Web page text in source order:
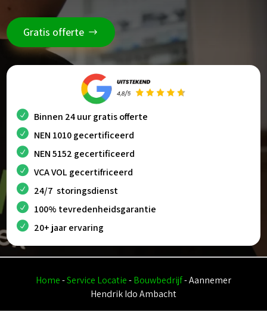
Gratis offerte
Binnen 24 uur gratis offerte
NEN 1010 gecertificeerd
NEN 5152 gecertificeerd
VCA VOL gecertifriceerd
24/7 storingsdienst
100% tevredenheidsgarantie
20+ jaar ervaring
Home-Service Locatie-Bouwbedrijf-Aannemer
Hendrik Ido Ambacht